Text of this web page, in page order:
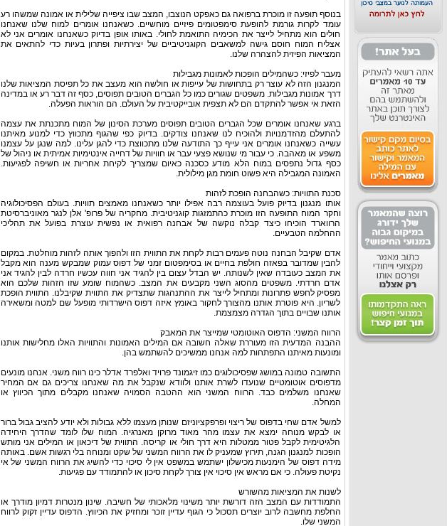
בנוסף תופעה זו מוכרת ברפואה גם כאפקט הנוצבו, המצב שבו ציפייה שלילית או אמונה שמשהו רע
עומד לקרות גורמת להופעת סימפטומים פיזיים מוחשיים. כשאנחנו אומרים למוח שלנו שאנחנו
חולים הוא מתחיל לייצר את הכימיה התואמת לחולי. באותו אופן בדיוק כשאנחנו אומרים אני לא
אצליח המוח חוסם גישה למשאבים הקוגניטיביים של יצירתיות ופתרון בעיות כדי להתאים את
המציאות הפיזית להצהרה שלנו.
מעבר לפיזי: כשהמילים הופכות לאמונות מגבילות
המנגנון הזה לא עוצר רק בתחושות של עייפות או חולשה הוא מעצב את כל תפיסת המציאות שלנו
דרך אמונות מגבילות. משפטים שגורים כמו כל הגברים הטובים תפוסים, כסף זה דבר רע או במדינה
הזאת אי אפשר להתקדם הם לא תצפית אובייקטיבית על העולם. הם הוראות הפעלה.
ברגע שאנחנו אומרים שכל הגברים הטובים תפוסים מערכת הסינון של המוח מתכנתת את עצמה
להתעלם מהזדמנויות ולהוכיח לנו שאנחנו צודקים. בדיוק כפי שהגוף מתכווץ כדי למנוע מאיתנו
עשייה כשאנחנו אומרים אני עייף כך התודעה שלנו מתכווצת כדי להגן עלינו. למה שנגן על עצמנו
משפע או מאהבה. כי עבור מי שנושא פצעי עבר או חוויות של דחייה אינטימיות אמיתית או ניהול של
כסף גדול נתפסים במוח הלא מודע כסכנה כאיום שמצריך לקיחת אחריות או חשיפה לפגיעות.
האמונה המגבילה היא פשוט חומת מגן מילולית.
סכנת התוויות: כשהבחנה הופכת לזהות
אותו מנגנון בדיוק פועל בעוצמה רבה אפילו יותר כשאנחנו מאמצים תוויות. בעולם הפסיכולוגיה
וחקר המוח התופעה הזו מוכרת כהתמזגות קוגניטיבית. מחקריה של פרופ' אלן לנגר מאוניברסיטת
הרווארד הוכיחו כיצד קבלה נוקשה של אבחנה רפואית או נפשית עוצרת בפועל את תהליכי
ההחלמה הטבעיים.
אדם שקיבל הבחנה נוטה פעמים רבות לקחת את התווית הזו ולהפוך אותה לזהות מוחלטת. במקום
להבין שמדובר בפאזה חולפת בחיים או בסימפטום זמני של דפוס עמוק שמבקש מענה הוא מקבל
את המצב כעובדה שאין לשנותה. יש הבדל עצום בין להגיד אני חווה עכשיו חרדה לבין להגיד אני
אדם חרדתי. משפטים מהסוג השני מקבעים את המצב. כשהמוח שומע שזו הזהות שלכם הוא
מפסיק לחפש פתרונות ומתחיל לייצר את ההתנהגות שתצדיק את התווית שקיבלנו. התווית הופכת
לשריון. היא פוטרת אותנו מהצורך לחקור באומץ איזה דפוס הישרדותי מופעל שם למטה ומשאירה
אותנו שבויים בתוך הגדרה מצמצמת.
הרווח המשני: הדפוס האוטומטי שמייצר את המאבק
ההבנה המדעית הזו מעוררת שאלה חשובה אם המילים האמונות והתוויות האלו מחלישות אותנו
ומונעות מאיתנו התפתחות למה אנחנו ממשיכים להשתמש בהן.
התשובה טמונה במושג שפסיכולוגים כמו זיגמונד פרויד ואלפרד אדלר כינו רווח משני. אנחנו מונעים
מדפוסים אוטומטיים שנועדו לשרת אותנו ולוודא שנקבל את מה שאנחנו צריכים גם אם המחיר
שאנחנו משלמים כבד. הרווח המשני הוא ההטבה הסמויה שאנחנו מקבלים מתוך הכיווץ או
המחלה.
למשל אדם שחי בדפוס של ריצוי ופרפקציוניזם שנותן מעצמו ללא גבולות ולא יודע להציב גבול ברור
או לבקש מנוחה ימצא את עצמו מהר מאוד מרוקן מאנרגיה. המוח שלו לומד שהדרך היחידה
הלגיטימית לקבל פטור ממטלות היא דרך חולי או קריסה. התווית של דיכאון או המילים אני מותש
הופכות למנגנון הגנה, תירוץ שמעניק לו את הרווח המשני של שקט ומנוחה בלי רגשות אשם. באותה
מידה דפוס של הימנעות מכישלון ישתמש במשפט אין לי סיכוי כדי להשיג את הרווח המשני של אי
נקיטת פעולה. כי אם מראש אין סיכוי אין צורך לקחת סיכון או להתמודד עם פגיעות.
לשנות את המציאות מהשורש
התמודדות עם המצב הזה דורשת יותר משינוי מלאכותי של חשיבה. שינון מנטרות דמיון מודרך או
החלפת מחשבה לרוב יוצרים תסכול כי הגוף עדיין זוכר ומחזיק את הכיווץ. הדפוס עדיין זקוק לרווח
המשני שלו.